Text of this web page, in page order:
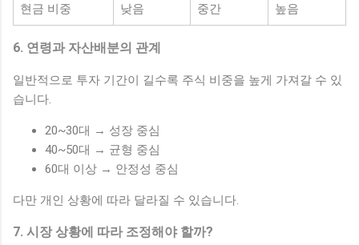
현금 비중 낮음 중간 높음
6. 연령과 자산배분의 관계
일반적으로 투자 기간이 길수록 주식 비중을 높게 가져갈 수 있
습니다.
20~30대 → 성장 중심
40~50대 → 균형 중심
60대 이상 → 안정성 중심
다만 개인 상황에 따라 달라질 수 있습니다.
7. 시장 상황에 따라 조정해야 할까?